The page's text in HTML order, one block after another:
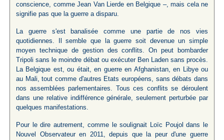
conscience, comme Jean Van Lierde en Belgique –, mais cela ne
signifie pas que la guerre a disparu.
La guerre s'est banalisée comme une partie de nos vies
quotidiennes. Il semble que la guerre soit devenue un simple
moyen technique de gestion des conflits. On peut bombarder
Tripoli sans le moindre débat ou exécuter Ben Laden sans procès.
La Belgique est, ou était, en guerre en Afghanistan, en Libye ou
au Mali, tout comme d'autres Etats européens, sans débats dans
nos assemblées parlementaires. Tous ces conflits se déroulent
dans une relative indifférence générale, seulement perturbée par
quelques manifestations.
Pour le dire autrement, comme le soulignait Loïc Poujol dans le
Nouvel Observateur en 2011, depuis que la peur d'une guerre